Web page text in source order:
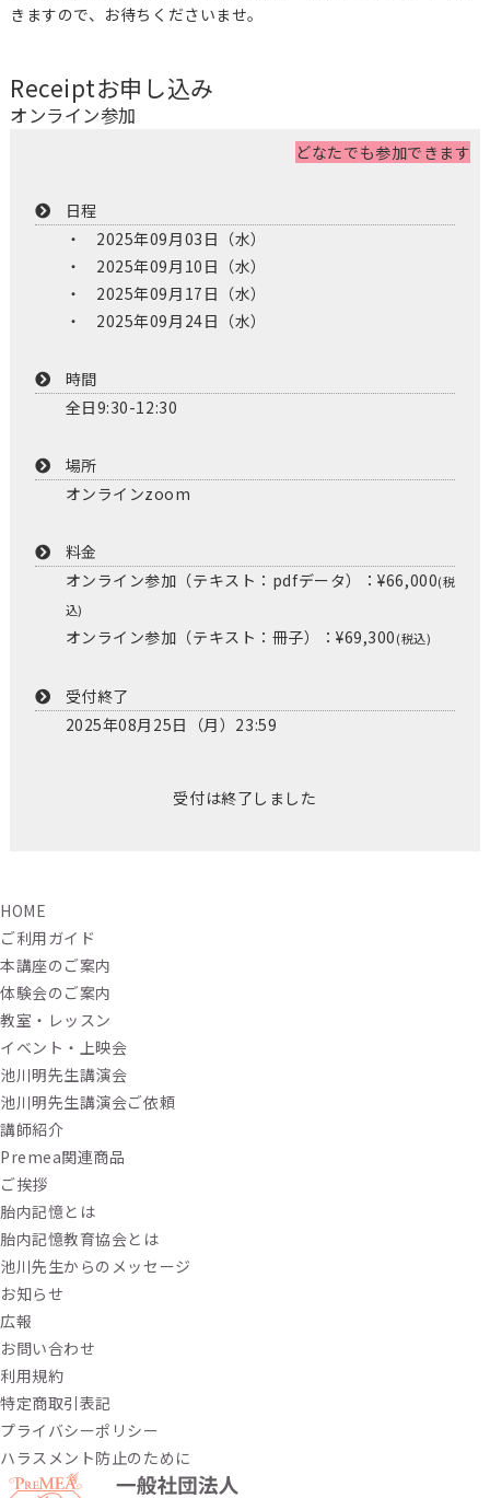
きますので、お待ちくださいませ。
Receiptお申し込み
オンライン参加
どなたでも参加できます
日程
2025年09月03日（水）
2025年09月10日（水）
2025年09月17日（水）
2025年09月24日（水）
時間
全日9:30-12:30
場所
オンラインzoom
料金
オンライン参加（テキスト：pdfデータ）：¥66,000(税
込)
オンライン参加（テキスト：冊子）：¥69,300(税込)
受付終了
2025年08月25日（月）23:59
受付は終了しました
HOME
ご利用ガイド
本講座のご案内
体験会のご案内
教室・レッスン
イベント・上映会
池川明先生講演会
池川明先生講演会ご依頼
講師紹介
Premea関連商品
ご挨拶
胎内記憶とは
胎内記憶教育協会とは
池川先生からのメッセージ
お知らせ
広報
お問い合わせ
利用規約
特定商取引表記
プライバシーポリシー
ハラスメント防止のために